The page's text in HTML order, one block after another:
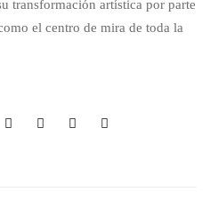
transformación artística por parte
el centro de mira de toda la